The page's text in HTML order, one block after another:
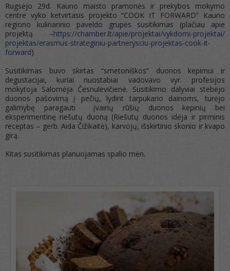
Rugsėjo 29d. Kauno maisto pramonės ir prekybos mokymo
centre vyko ketvirtasis projekto “COOK IT FORWARD” Kauno
regiono kulinarinio paveldo grupės susitikimas (plačiau apie
projektą –https://chamber.lt/apie/projektai/vykdomi-projektai/
projektas/erasmus-strateginiu-partnerysciu-projektas-cook-it-
forward)
Susitikimas buvo skirtas “smetoniškos” duonos kepimui ir
degustacijai, kuriai nuostabiai vadovavo vyr. profesijos
mokytoja Salomėja Česnulevičienė. Susitikimo dalyviai stebėjo
duonos pašovimą į pečių, lydint tarpukario dainoms, turėjo
galimybę paragauti įvairių rūšių duonos kepinių bei
eksperimentinę riešutų duoną (Riešutų duonos idėja ir pirminis
receptas – gerb. Aida Čižikaitė), karvojų, išskirtinio skonio ir kvapo
girą.
Kitas susitikimas planuojamas spalio mėn.